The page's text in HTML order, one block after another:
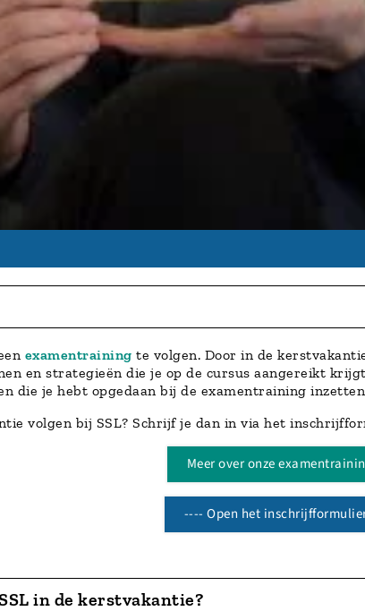
examentraining te volgen. Door in de
en strategieën die je op de cursus aangereikt
die je hebt opgedaan bij de examentraining
volgen bij SSL? Schrijf je dan in via het
Meer over onze
---- Open het
in de kerstvakantie?